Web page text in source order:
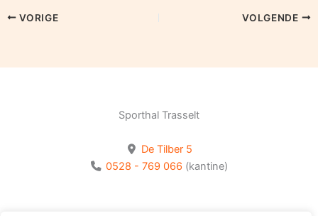
VORIGE VOLGENDE
Sporthal Trasselt
De Tilber 5
0528 - 769 066 (kantine)